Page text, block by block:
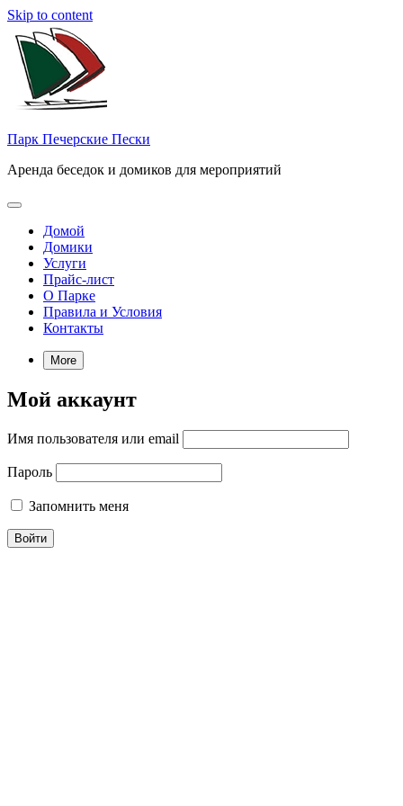
Skip to content
Парк Печерские Пески
Аренда беседок и домиков для мероприятий
Домой
Домики
Услуги
Прайс-лист
О Парке
Правила и Условия
Контакты
More
Мой аккаунт
Имя пользователя или email
Пароль
Запомнить меня